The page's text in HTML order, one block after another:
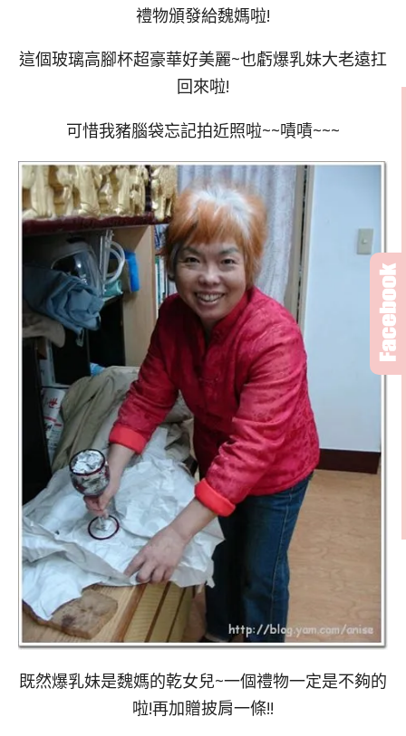
禮物頒發給魏媽啦!
這個玻璃高腳杯超豪華好美麗~也虧爆乳妹大老遠扛
回來啦!
可惜我豬腦袋忘記拍近照啦~~嘖嘖~~~
既然爆乳妹是魏媽的乾女兒~一個禮物一定是不夠的
啦!再加贈披肩一條!!